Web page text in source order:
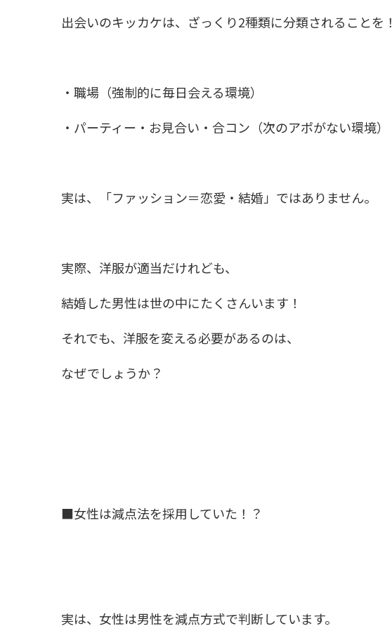
出会いのキッカケは、ざっくり2種類に分類されることを！
・職場（強制的に毎日会える環境）
・パーティー・お見合い・合コン（次のアポがない環境）
実は、「ファッション＝恋愛・結婚」ではありません。
実際、洋服が適当だけれども、
結婚した男性は世の中にたくさんいます！
それでも、洋服を変える必要があるのは、
なぜでしょうか？
■女性は減点法を採用していた！？
実は、女性は男性を減点方式で判断しています。